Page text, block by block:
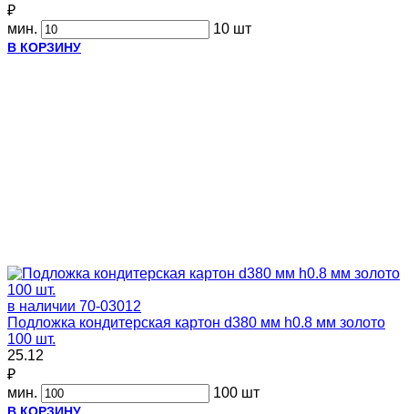
₽
мин.
10 шт
В КОРЗИНУ
в наличии 70-03012
Подложка кондитерская картон d380 мм h0.8 мм золото
100 шт.
25.12
₽
мин.
100 шт